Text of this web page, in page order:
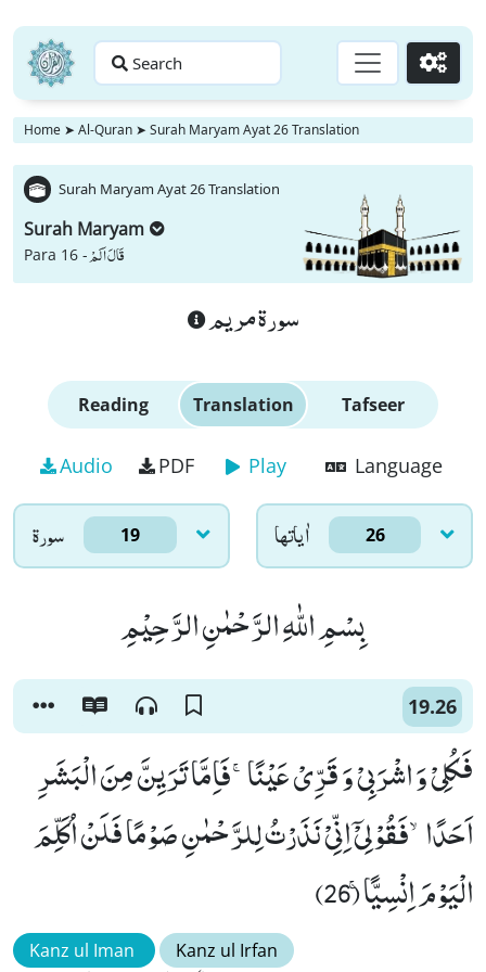
Search Go
Home ➤ Al-Quran ➤ Surah Maryam Ayat 26 Translation
Surah Maryam Ayat 26 Translation
Surah Maryam
Para 16 -قَالَ اَلَمْ
سورة مريم
Reading Translation Tafseer
Audio PDF Play Language
سورۃ 19 اٰياتها 26
بِسْمِ اللّٰهِ الرَّحْمٰنِ الرَّحِیْمِ
19.26
فَكُلِیْ وَ اشْرَبِیْ وَ قَرِّیْ عَیْنًاۚ-فَاِمَّا تَرَیِنَّ مِنَ الْبَشَرِ
اَحَدًاۙ-فَقُوْلِیْۤ اِنِّیْ نَذَرْتُ لِلرَّحْمٰنِ صَوْمًا فَلَنْ اُكَلِّمَ
الْیَوْمَ اِنْسِیًّاۚ (26)
Kanz ul Iman Kanz ul Irfan